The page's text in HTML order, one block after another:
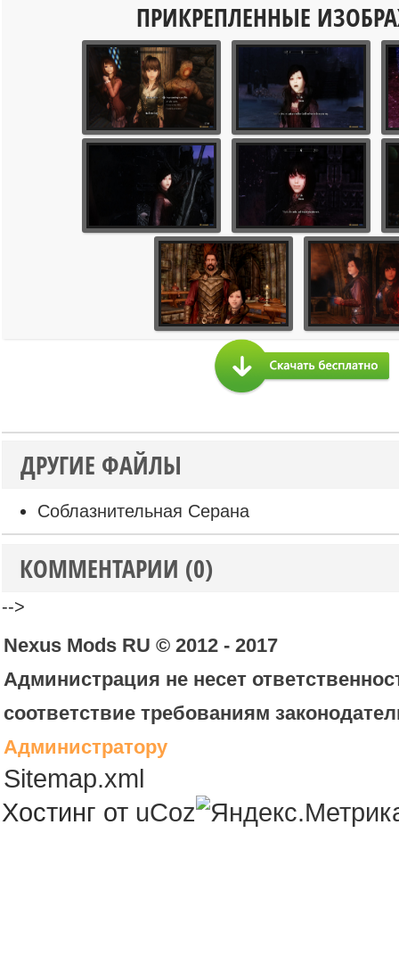
ПРИКРЕПЛЕННЫЕ
ДРУГИЕ ФАЙЛЫ
Соблазнительная Серана
КОММЕНТАРИИ (0)
-->
Nexus Mods RU © 2012 - 2017
Администрация не несет
соответствие требованиям
Администратору
Sitemap.xml
Хостинг от uCoz